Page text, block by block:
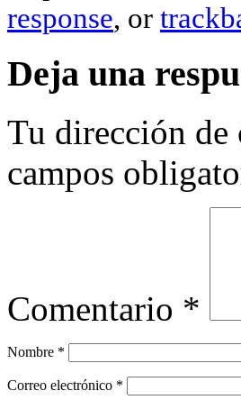
response, or
Deja una
Tu dirección de
campos
Comentario *
Nombre *
Correo electrónico *